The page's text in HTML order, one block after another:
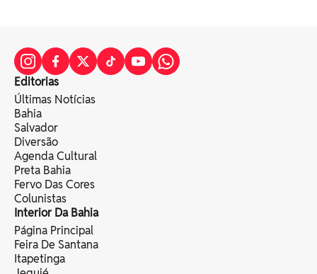
Editorias
Últimas Notícias
Bahia
Salvador
Diversão
Agenda Cultural
Preta Bahia
Fervo Das Cores
Colunistas
Interior Da Bahia
Página Principal
Feira De Santana
Itapetinga